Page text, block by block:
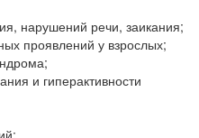
нарушений речи, заикания;
проявлений у взрослых;
и гиперактивности